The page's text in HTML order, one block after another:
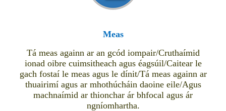
Meas
Tá meas againn ar an gcód iompair/Cruthaímid
ionad oibre cuimsitheach agus éagsúil/Caitear le
gach fostaí le meas agus le dínit/Tá meas againn ar
thuairimí agus ar mhothúcháin daoine eile/Agus
machnaímid ar thionchar ár bhfocal agus ár
ngníomhartha.